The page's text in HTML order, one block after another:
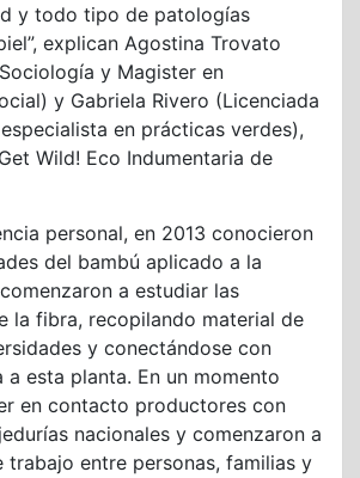
y todo tipo de patologías
explican Agostina Trovato
y Magister en
y Gabriela Rivero (Licenciada
en prácticas verdes),
Wild! Eco Indumentaria de
personal, en 2013 conocieron
del bambú aplicado a la
a estudiar las
la fibra, recopilando material de
y conectándose con
a esta planta. En un momento
en contacto productores con
nacionales y comenzaron a
trabajo entre personas, familias y